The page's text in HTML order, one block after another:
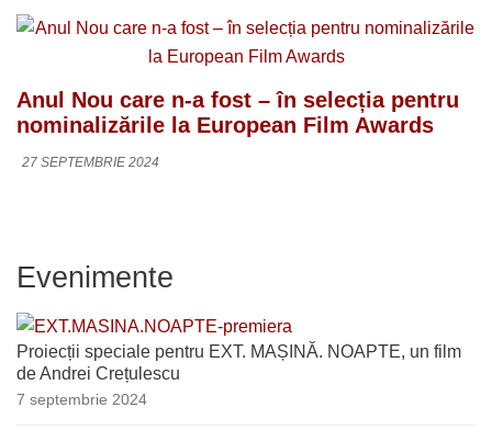
Anul Nou care n-a fost – în selecția pentru
nominalizările la European Film Awards
27 SEPTEMBRIE 2024
Evenimente
Proiecții speciale pentru EXT. MAȘINĂ. NOAPTE, un film
de Andrei Crețulescu
7 septembrie 2024